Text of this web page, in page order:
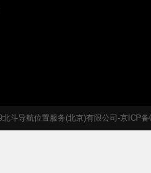
北斗导航位置服务(北京)有限公司-京ICP